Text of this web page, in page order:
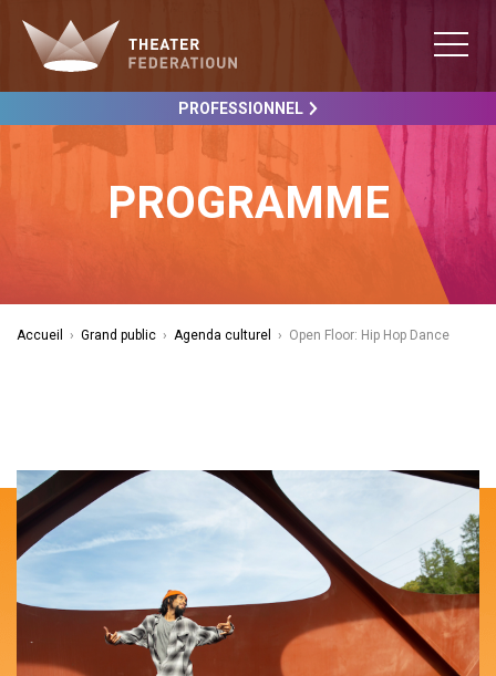
PROFESSIONNEL
PROGRAMME
Accueil › Grand public › Agenda culturel › Open Floor: Hip Hop Dance